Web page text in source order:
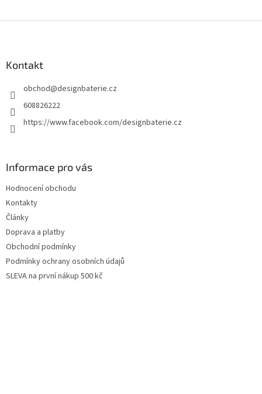
i
Kontakt
obchod@designbaterie.cz
608826222
https://www.facebook.com/designbaterie.cz
Informace pro vás
Hodnocení obchodu
Kontakty
Články
Doprava a platby
Obchodní podmínky
Podmínky ochrany osobních údajů
SLEVA na první nákup 500 kč